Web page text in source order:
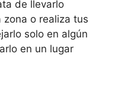
de llevarlo
zona o realiza tus
solo en algún
en un lugar